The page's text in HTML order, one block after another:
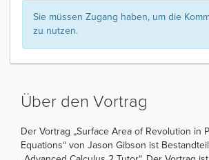
Sie müssen Zugang haben, um die
zu nutzen.
Über den Vortrag
Der Vortrag „Surface Area of Revolution in
Equations“ von Jason Gibson ist